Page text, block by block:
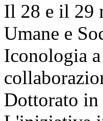
Il 28 e il 29
Umane e
Iconologia
Dottorato